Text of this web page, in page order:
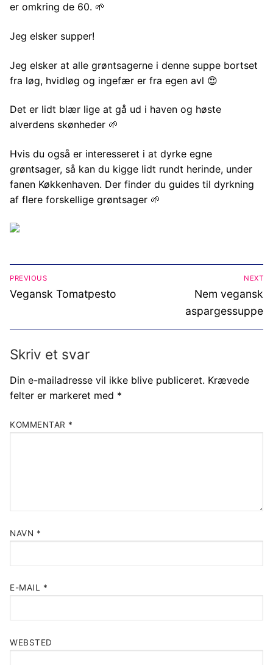
er omkring de 60. 🌱
Jeg elsker supper!
Jeg elsker at alle grøntsagerne i denne suppe bortset
fra løg, hvidløg og ingefær er fra egen avl 😍
Det er lidt blær lige at gå ud i haven og høste
alverdens skønheder 🌱
Hvis du også er interesseret i at dyrke egne
grøntsager, så kan du kigge lidt rundt herinde, under
fanen Køkkenhaven. Der finder du guides til dyrkning
af flere forskellige grøntsager 🌱
Indlægsnavigation
PREVIOUS
Previous
Vegansk Tomatpesto
NEXT
Next
post:
Nem vegansk
aspargessuppe
Skriv et svar
Din e-mailadresse vil ikke blive publiceret. Krævede
felter er markeret med *
KOMMENTAR *
NAVN *
E-MAIL *
WEBSTED